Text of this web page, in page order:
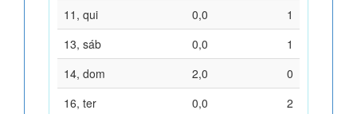
11, qui
0,0
1
13, sáb
0,0
1
14, dom
2,0
0
16, ter
0,0
2